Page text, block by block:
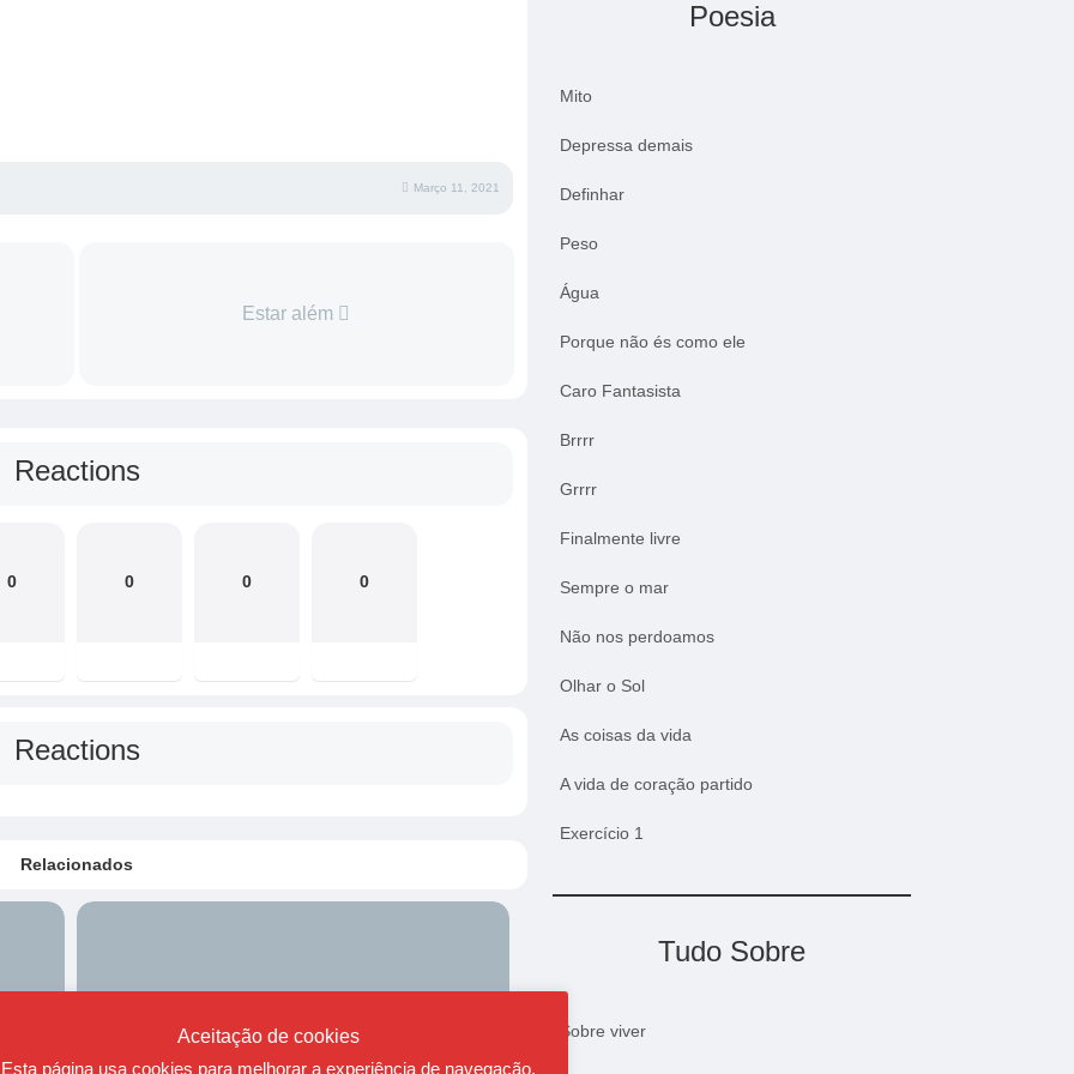
Março 11, 2021
Estar além
Reactions
0 0 0 0
Reactions
Relacionados
Poesia
Mito
Depressa demais
Definhar
Peso
Água
Porque não és como ele
Caro Fantasista
Brrrr
Grrrr
Finalmente livre
Sempre o mar
Não nos perdoamos
Olhar o Sol
As coisas da vida
A vida de coração partido
Exercício 1
Tudo Sobre
Sobre viver
Aceitação de cookies
Esta página usa cookies para melhorar a experiência de navegação.